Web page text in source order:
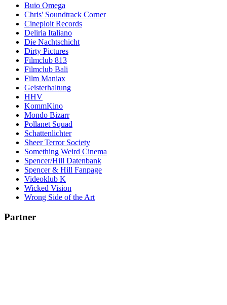
Buio Omega
Chris' Soundtrack Corner
Cineploit Records
Deliria Italiano
Die Nachtschicht
Dirty Pictures
Filmclub 813
Filmclub Bali
Film Maniax
Geisterhaltung
HHV
KommKino
Mondo Bizarr
Pollanet Squad
Schattenlichter
Sheer Terror Society
Something Weird Cinema
Spencer/Hill Datenbank
Spencer & Hill Fanpage
Videoklub K
Wicked Vision
Wrong Side of the Art
Partner